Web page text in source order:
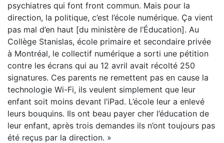
psychiatres qui font front commun. Mais pour la
direction, la politique, c’est l’école numérique. Ça vient
pas mal d’en haut [du ministère de l’Éducation]. Au
Collège Stanislas, école primaire et secondaire privée
à Montréal, le collectif numérique a sorti une pétition
contre les écrans qui au 12 avril avait récolté 250
signatures. Ces parents ne remettent pas en cause la
technologie Wi-Fi, ils veulent simplement que leur
enfant soit moins devant l’iPad. L’école leur a enlevé
leurs bouquins. Ils ont beau payer cher l’éducation de
leur enfant, après trois demandes ils n’ont toujours pas
été reçus par la direction. »